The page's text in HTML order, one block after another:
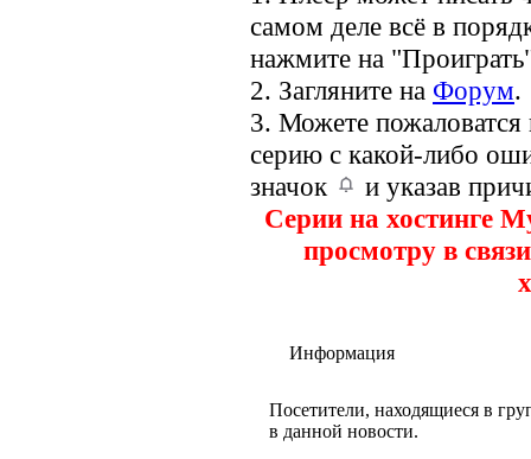
самом деле всё в
нажмите на
2. Загляните на Форум.
3. Можете
серию с какой-либо
значок
и указав
Серии на хостинге
просмотру в
Информация
Посетители, находящиеся в
в данной новости.